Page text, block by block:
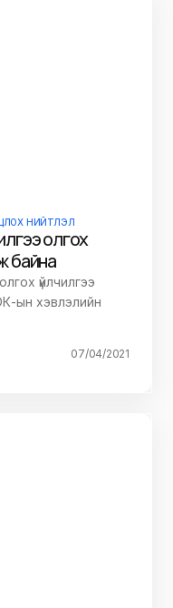
НИЙТЛЭЛ
олгох
байна
үйлчилгээ
ын хэвлэлийн
07/04/2021